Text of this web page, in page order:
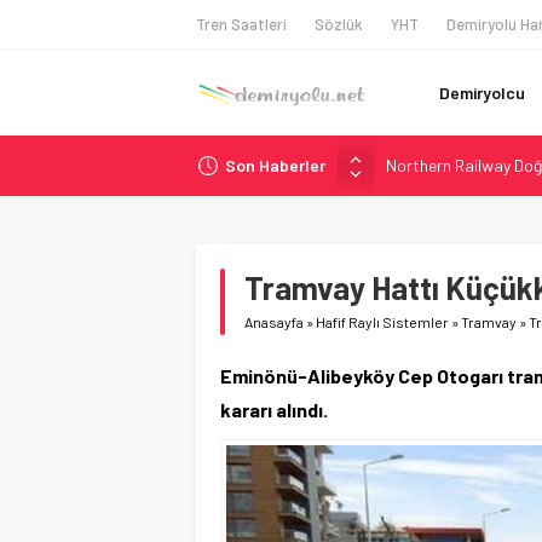
Tren Saatleri Sözlük YHT Demiryolu
Demiryolcu
Son Haberler
Northern Railway
Chicago’da Metra
Rocky Mountain,
Brescia 426 Milyon
Tramvay Hattı
Anasayfa » Hafif Raylı Sistemler »Tramvay »
Eminönü-Alibeyköy Cep Otogarı
kararı alındı.